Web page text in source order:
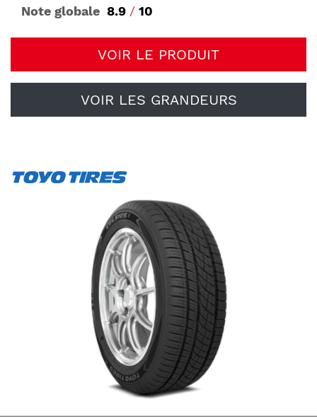
Note globale 8.9 / 10
VOIR LE PRODUIT
VOIR LES GRANDEURS